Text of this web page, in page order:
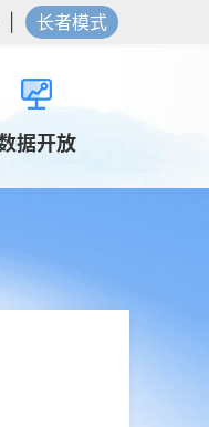
长者模式
据开放